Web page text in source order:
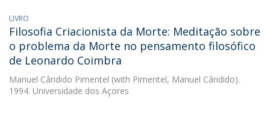
LIVRO
Filosofia Criacionista da Morte: Meditação sobre
o problema da Morte no pensamento filosófico
de Leonardo Coimbra
Manuel Cândido Pimentel (with Pimentel, Manuel Cândido).
1994. Universidade dos Açores